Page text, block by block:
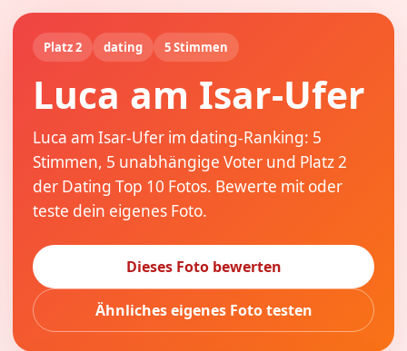
Platz 2 dating 5 Stimmen
Luca am Isar-Ufer
Luca am Isar-Ufer im dating-Ranking: 5
Stimmen, 5 unabhängige Voter und Platz 2
der Dating Top 10 Fotos. Bewerte mit oder
teste dein eigenes Foto.
Dieses Foto bewerten
Ähnliches eigenes Foto testen